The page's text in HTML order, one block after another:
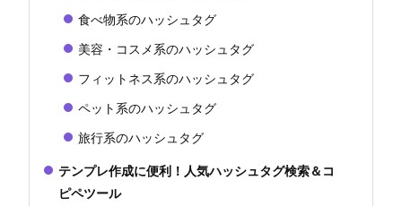
食べ物系のハッシュタグ
美容・コスメ系のハッシュタグ
フィットネス系のハッシュタグ
ペット系のハッシュタグ
旅行系のハッシュタグ
テンプレ作成に便利！人気ハッシュタグ検索＆コ
ピペツール